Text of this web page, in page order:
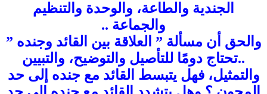
الجندية والطاعة، والوحدة والتنظيم
والجماعة ..
والحق أن مسألة ” العلاقة بين القائد وجنده ”
..تحتاج دومًا للتأصيل والتوضيح، والتبيين
والتمثيل، فهل يتبسط القائد مع جنده إلى حد